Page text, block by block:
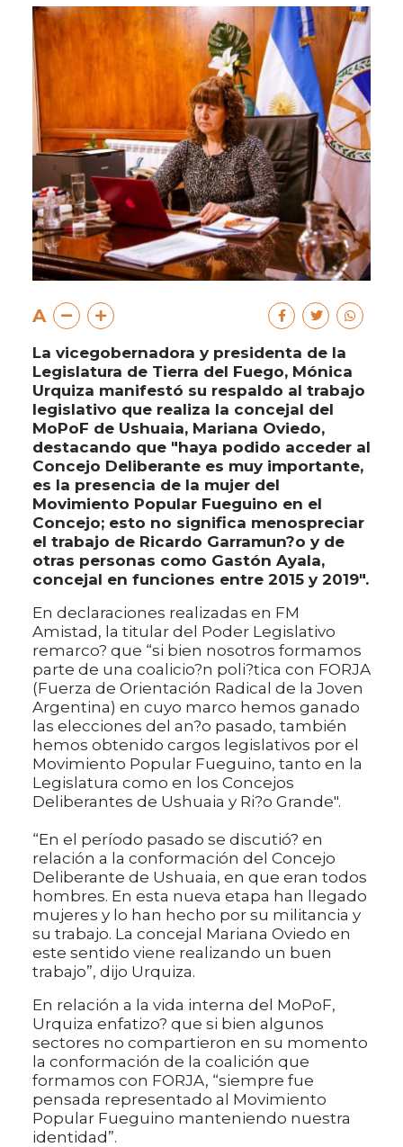
A
La vicegobernadora y presidenta de la
Legislatura de Tierra del Fuego, Mónica
Urquiza manifestó su respaldo al trabajo
legislativo que realiza la concejal del
MoPoF de Ushuaia, Mariana Oviedo,
destacando que "haya podido acceder al
Concejo Deliberante es muy importante,
es la presencia de la mujer del
Movimiento Popular Fueguino en el
Concejo; esto no significa menospreciar
el trabajo de Ricardo Garramun?o y de
otras personas como Gastón Ayala,
concejal en funciones entre 2015 y 2019".
En declaraciones realizadas en FM
Amistad, la titular del Poder Legislativo
remarco? que “si bien nosotros formamos
parte de una coalicio?n poli?tica con FORJA
(Fuerza de Orientación Radical de la Joven
Argentina) en cuyo marco hemos ganado
las elecciones del an?o pasado, también
hemos obtenido cargos legislativos por el
Movimiento Popular Fueguino, tanto en la
Legislatura como en los Concejos
Deliberantes de Ushuaia y Ri?o Grande".
“En el período pasado se discutió? en
relación a la conformación del Concejo
Deliberante de Ushuaia, en que eran todos
hombres. En esta nueva etapa han llegado
mujeres y lo han hecho por su militancia y
su trabajo. La concejal Mariana Oviedo en
este sentido viene realizando un buen
trabajo”, dijo Urquiza.
En relación a la vida interna del MoPoF,
Urquiza enfatizo? que si bien algunos
sectores no compartieron en su momento
la conformación de la coalición que
formamos con FORJA, “siempre fue
pensada representado al Movimiento
Popular Fueguino manteniendo nuestra
identidad”.